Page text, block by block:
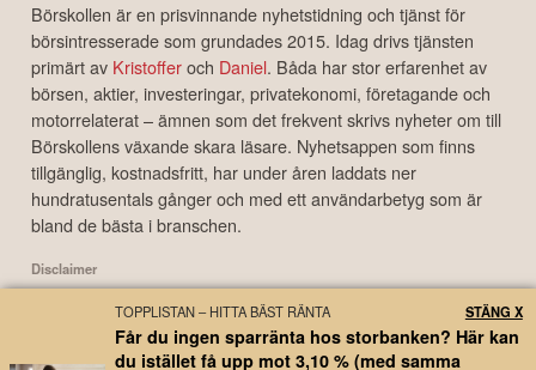
Börskollen är en prisvinnande nyhetstidning och tjänst för
börsintresserade som grundades 2015. Idag drivs tjänsten
primärt av Kristofferoch Daniel. Båda har stor erfarenhet av
börsen, aktier, investeringar, privatekonomi, företagande och
motorrelaterat – ämnen som det frekvent skrivs nyheter om till
Börskollens växande skara läsare. Nyhetsappen som finns
tillgänglig, kostnadsfritt, har under åren laddats ner
hundratusentals gånger och med ett användarbetyg som är
bland de bästa i branschen.
Disclaimer
Börskollen Sverige AB ("Börskollen") är inte finansiella rådgivare, står inte under
finansinspektionens tillsyn och ger inga råd till dig. Detta innebär att
investeringsbeslut baserade på information som direkt eller indirekt härrörande
från Börskollen eller personer med koppling till Börskollen, alltid fattas
TOPPLISTAN – HITTA BÄST RÄNTA
Får du ingen sparränta hos storbanken? Här kan
du istället få upp mot 3,10 % (med samma
STÄNG X